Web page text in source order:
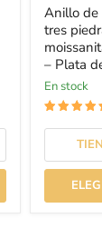
actual
Anillo de
tres
– Plata
En stock